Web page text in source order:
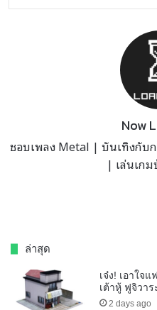
Now
ชอบเพลง Metal | บันเทิงกับ
| เล่นเกม
ล่าสุด
เจ๋ง! เอาใจ
เต้าหู้ ฟูจิวาร
2 days ago